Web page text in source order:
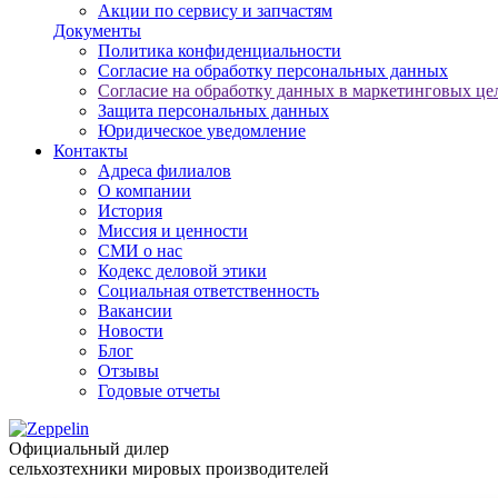
Акции по сервису и запчастям
Документы
Политика конфиденциальности
Согласие на обработку персональных данных
Согласие на обработку данных в маркетинговых
Защита персональных данных
Юридическое уведомление
Контакты
Адреса филиалов
О компании
История
Миссия и ценности
СМИ о нас
Кодекс деловой этики
Социальная ответственность
Вакансии
Новости
Блог
Отзывы
Годовые отчеты
Официальный дилер
сельхозтехники мировых производителей